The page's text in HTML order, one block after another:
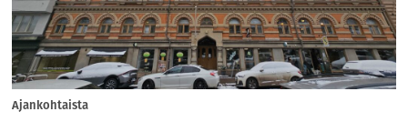
Ajankohtaista